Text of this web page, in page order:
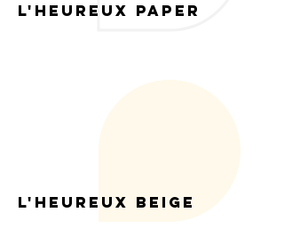
l'heureux paper
L'heureux beige